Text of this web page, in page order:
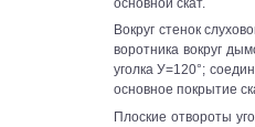
основной скат.
Вокруг стенок
воротника вокруг
уголка У=120°;
основное покрытие
Плоские отвороты